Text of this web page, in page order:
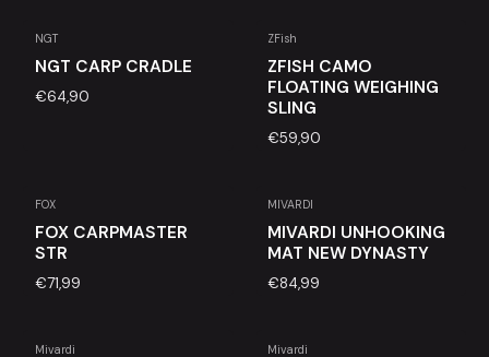
NGT
NGT CARP CRADLE
€64,90
ZFish
ZFISH CAMO
FLOATING WEIGHING
SLING
€59,90
FOX
FOX CARPMASTER
STR
€71,99
MIVARDI
MIVARDI UNHOOKING
MAT NEW DYNASTY
€84,99
Mivardi Mivardi